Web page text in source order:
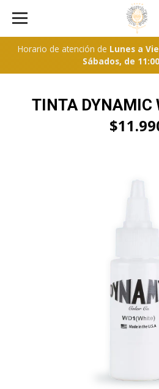
Horario de atención de Lunes a
Sábados, de
TINTA DYNAMIC